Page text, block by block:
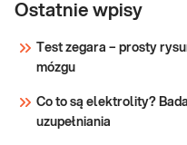
cały)
Ostatnie wpisy
Test zegara – prosty
mózgu
Co to są elektrolity?
uzupełniania